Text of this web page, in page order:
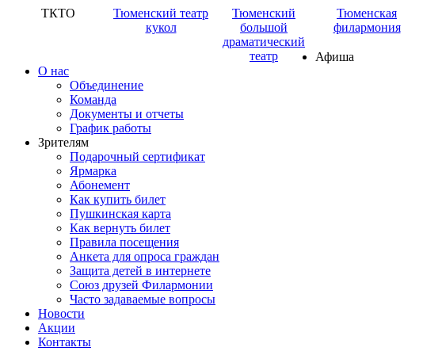
ТКТО
Тюменский театр
кукол
Тюменский
большой
драматический
театр
Тюменская
филармония
Афиша
О нас
Объединение
Команда
Документы и отчеты
График работы
Зрителям
Подарочный сертификат
Ярмарка
Абонемент
Как купить билет
Пушкинская карта
Как вернуть билет
Правила посещения
Анкета для опроса граждан
Защита детей в интернете
Союз друзей Филармонии
Часто задаваемые вопросы
Новости
Акции
Контакты